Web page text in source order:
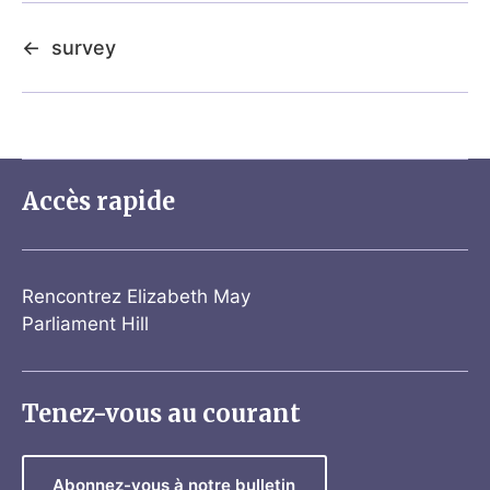
← survey
Accès rapide
Rencontrez Elizabeth May
Parliament Hill
Tenez-vous au courant
Abonnez-vous à notre bulletin